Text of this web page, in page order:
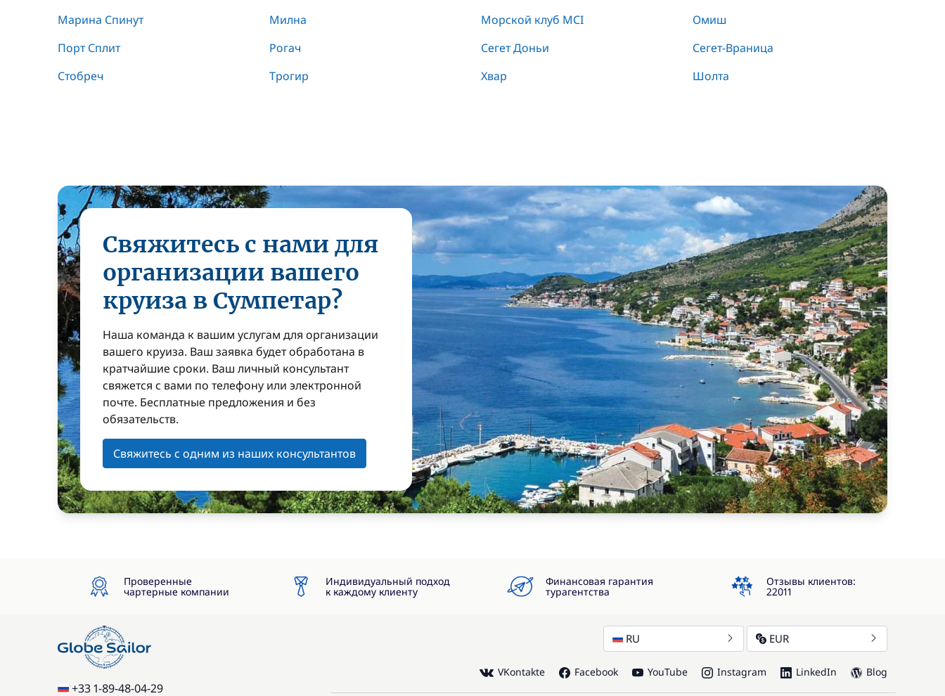
Марина Спинут
Милна Морской клуб MCI
Омиш
Порт Сплит
Рогач Сегет Доньи
Сегет-Враница
Стобреч
Трогир Хвар Шолта
Свяжитесь с нами для
организации вашего
круиза в Сумпетар?
Наша команда к вашим услугам для организации
вашего круиза. Ваш заявка будет обработана в
кратчайшие сроки. Ваш личный консультант
свяжется с вами по телефону или электронной
почте. Бесплатные предложения и без
обязательств.
Свяжитесь с одним из наших консультантов
Проверенные
чартерные компании
Индивидуальный подход
к каждому клиенту
Финансовая гарантия
турагентства
4.3
Отзывы клиентов:
22011
+33 1-89-48-04-29
RU EUR
VKontakte Facebook YouTube Instagram LinkedIn Blog